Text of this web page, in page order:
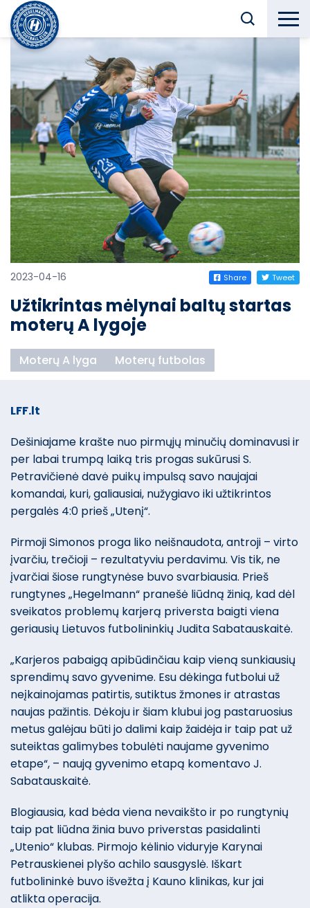
2023-04-16 Share Tweet
Užtikrintas mėlynai baltų startas
moterų A lygoje
Moterų A lyga Moterų futbolas
LFF.lt
Dešiniajame krašte nuo pirmųjų minučių dominavusi ir
per labai trumpą laiką tris progas sukūrusi S.
Petravičienė davė puikų impulsą savo naujajai
komandai, kuri, galiausiai, nužygiavo iki užtikrintos
pergalės 4:0 prieš „Utenį“.
Pirmoji Simonos proga liko neišnaudota, antroji – virto
įvarčiu, trečioji – rezultatyviu perdavimu. Vis tik, ne
įvarčiai šiose rungtynėse buvo svarbiausia. Prieš
rungtynes „Hegelmann“ pranešė liūdną žinią, kad dėl
sveikatos problemų karjerą priversta baigti viena
geriausių Lietuvos futbolininkių Judita Sabatauskaitė.
„Karjeros pabaigą apibūdinčiau kaip vieną sunkiausių
sprendimų savo gyvenime. Esu dėkinga futbolui už
neįkainojamas patirtis, sutiktus žmones ir atrastas
naujas pažintis. Dėkoju ir šiam klubui jog pastaruosius
metus galėjau būti jo dalimi kaip žaidėja ir taip pat už
suteiktas galimybes tobulėti naujame gyvenimo
etape“, – naują gyvenimo etapą komentavo J.
Sabatauskaitė.
Blogiausia, kad bėda viena nevaikšto ir po rungtynių
taip pat liūdna žinia buvo priverstas pasidalinti
„Utenio“ klubas. Pirmojo kėlinio viduryje Karynai
Petrauskienei plyšo achilo sausgyslė. Iškart
futbolininkė buvo išvežta į Kauno klinikas, kur jai
atlikta operacija.